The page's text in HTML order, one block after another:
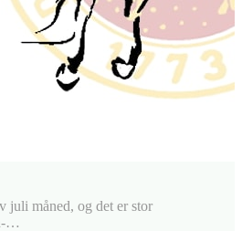
juli måned, og det er stor
…